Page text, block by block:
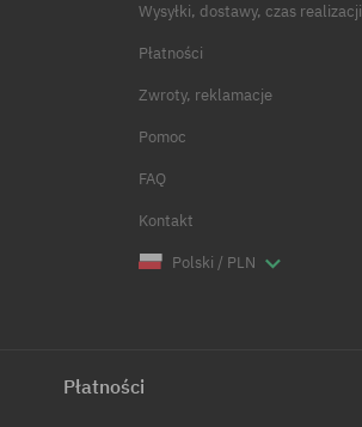
Wysyłki, dostawy, czas realizacji
Płatności
Zwroty, reklamacje
Pomoc
FAQ
Kontakt
Polski / PLN
Płatności